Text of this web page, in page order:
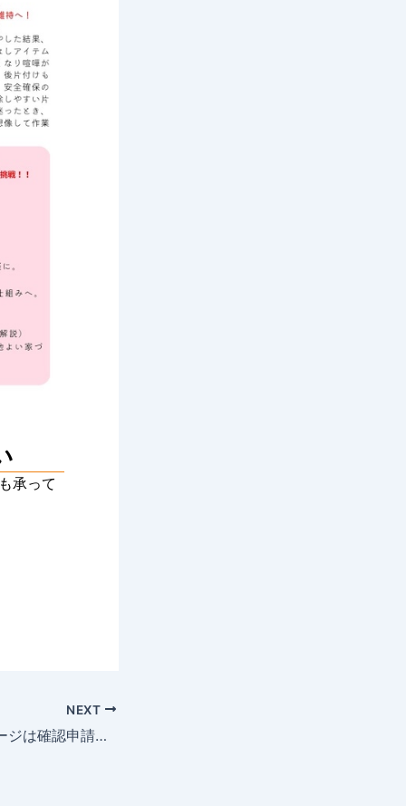
承って
NEXT
カーポート・ガレージは確認申請が必要？